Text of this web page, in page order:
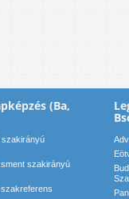
(Ba,
szakirányú
szakirányú